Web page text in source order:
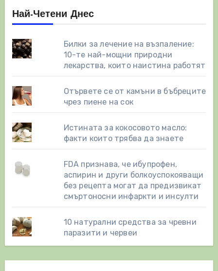
Най-Четени Днес
Билки за лечение на възпаление:
10-те най-мощни природни
лекарства, които наистина работят
Отървете се от камъни в бъбреците
чрез пиене на сок
Истината за кокосовото масло:
факти които трябва да знаете
FDA признава, че ибупрофен,
аспирин и други болкоуспокояващи
без рецепта могат да предизвикат
смъртоносни инфаркти и инсулти
10 натурални средства за чревни
паразити и червеи